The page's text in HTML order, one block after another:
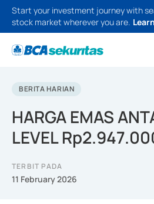
Start your investment journey with
stock market wherever you are.
BERITA HARIAN
HARGA EMAS
LEVEL
TERBIT PADA
11 February 2026